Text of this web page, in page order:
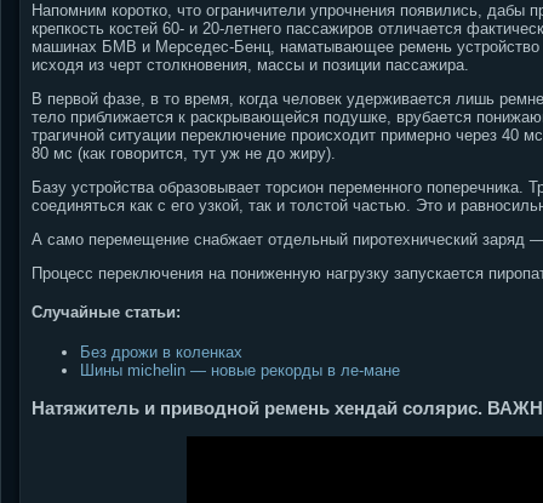
Напомним коротко, что ограничители упрочнения появились,
крепкость костей 60- и 20-летнего пассажиров отличается
машинах БМВ и Мерседес-Бенц, наматывающее ремень устройство
исходя из черт столкновения, массы и позиции пассажира.
В первой фазе, в то время, когда человек удерживается лишь
тело приближается к раскрывающейся подушке, врубается
трагичной ситуации переключение происходит примерно через 40
80 мс (как говорится, тут уж не до жиру).
Базу устройства образовывает торсион переменного
соединяться как с его узкой, так и толстой частью. Это и
А само перемещение снабжает отдельный пиротехнический заряд
Процесс переключения на пониженную нагрузку запускается
Случайные статьи:
Без дрожи в коленках
Шины michelin — новые рекорды в ле-мане
Натяжитель и приводной ремень хендай солярис.